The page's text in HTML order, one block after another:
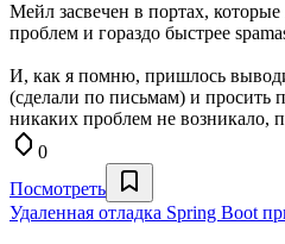
Мейл засвечен в портах,
проблем и гораздо быстрее
И, как я помню, пришлось
(сделали по письмам) и просить
никаких проблем не возникало,
0
Посмотреть
Удаленная отладка Spring Boot